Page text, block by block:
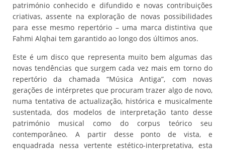
património conhecido e difundido e novas contribuições
criativas, assente na exploração de novas possibilidades
para esse mesmo repertório – uma marca distintiva que
Fahmi Alqhai tem garantido ao longo dos últimos anos.
Este é um disco que representa muito bem algumas das
novas tendências que surgem cada vez mais em torno do
repertório da chamada “Música Antiga”, com novas
gerações de intérpretes que procuram trazer algo de novo,
numa tentativa de actualização, histórica e musicalmente
sustentada, dos modelos de interpretação tanto desse
património musical como do corpus teórico seu
contemporâneo. A partir desse ponto de vista, e
enquadrada nessa vertente estético-interpretativa, esta